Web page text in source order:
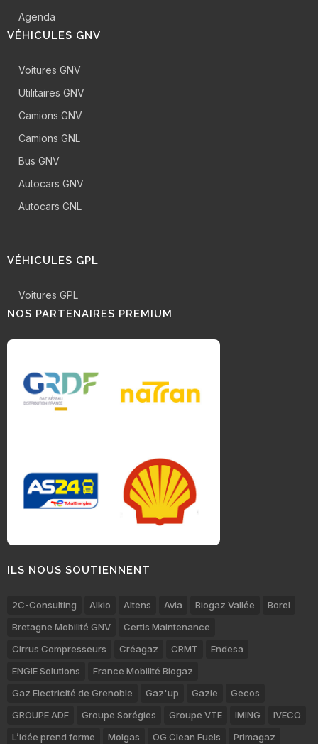
Agenda
VÉHICULES GNV
Voitures GNV
Utilitaires GNV
Camions GNV
Camions GNL
Bus GNV
Autocars GNV
Autocars GNL
VÉHICULES GPL
Voitures GPL
NOS PARTENAIRES PREMIUM
ILS NOUS SOUTIENNENT
2C-Consulting Alkio Altens Avia Biogaz Vallée
Borel
Bretagne Mobilité GNV
Certis Maintenance
Cirrus Compresseurs
Créagaz CRMT
Endesa
ENGIE Solutions
France Mobilité Biogaz
Gaz Electricité de Grenoble
Gaz'up Gazie
Gecos
GROUPE ADF
Groupe Sorégies Groupe VTE IMING
IVECO
L’idée prend forme
Molgas OG Clean Fuels Primagaz